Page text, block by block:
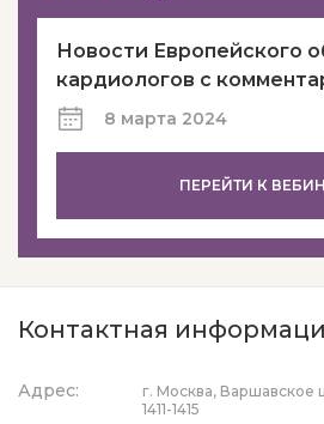
Новости Европейского
кардиологов с
8 марта 2024
ПЕРЕЙТИ К
Контактная
Адрес:
г. Москва, Варшавское
1411-1415